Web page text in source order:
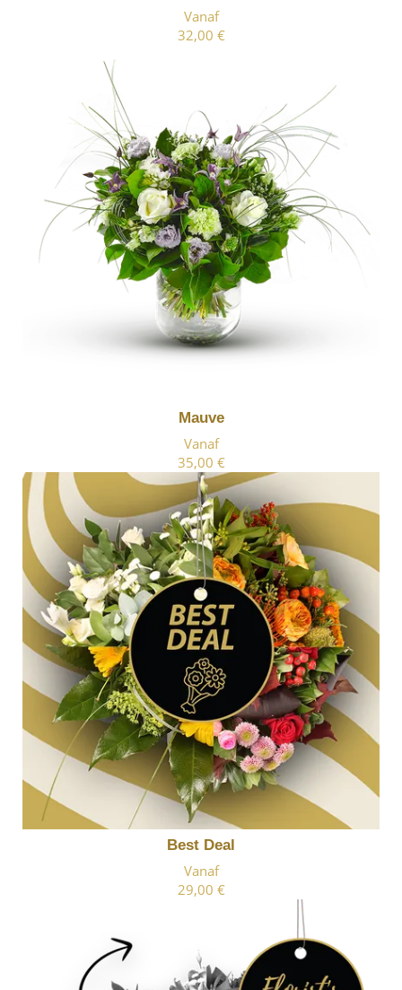
Vanaf
32,00 €
Mauve
Vanaf
35,00 €
Best Deal
Vanaf
29,00 €